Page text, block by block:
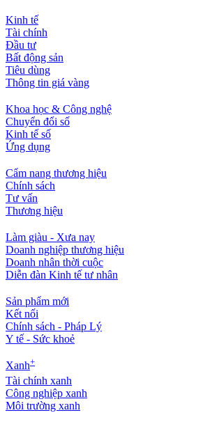
Kinh tế
Tài chính
Đầu tư
Bất động sản
Tiêu dùng
Thông tin giá vàng
Khoa học & Công nghệ
Chuyển đổi số
Kinh tế số
Ứng dụng
Cẩm nang thương hiệu
Chính sách
Tư vấn
Thương hiệu
Làm giàu - Xưa nay
Doanh nghiệp thương hiệu
Doanh nhân thời cuộc
Diễn đàn Kinh tế tư nhân
Sản phẩm mới
Kết nối
Chính sách - Pháp Lý
Y tế - Sức khoẻ
Xanh+
Tài chính xanh
Công nghiệp xanh
Môi trường xanh